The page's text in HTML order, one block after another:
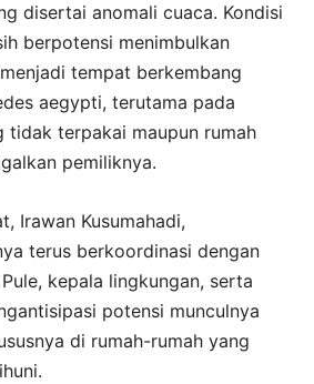
disertai anomali cuaca. Kondisi
berpotensi menimbulkan
tempat berkembang
aegypti, terutama pada
tidak terpakai maupun rumah
pemiliknya.
Irawan Kusumahadi,
terus berkoordinasi dengan
kepala lingkungan, serta
potensi munculnya
di rumah-rumah yang